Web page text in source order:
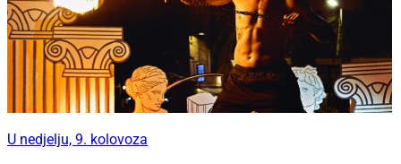
U nedjelju, 9. kolovoza